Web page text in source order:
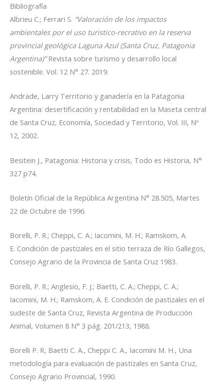
Bibliografía
Albrieu C.; Ferrari S. “Valoración de los impactos
ambientales por el uso turistico-recrativo en la reserva
provincial geológica Laguna Azul (Santa Cruz, Patagonia
Argentina)”Revista sobre turismo y desarrollo local
sostenible. Vol. 12 N° 27. 2019.
Andrade, Larry Territorio y ganadería en la Patagonia
Argentina: desertificación y rentabilidad en la Maseta central
de Santa Cruz, Economía, Sociedad y Territorio, Vol. III, Nº
12, 2002.
Besitein J., Patagonia: Historia y crisis, Todo es Historia, N°
327 p74.
Boletín Oficial de la República Argentina N° 28.505, Martes
22 de Octubre de 1996.
Borelli, P. R.; Cheppi, C. A.; Iacomini, M. H.; Ramskom, A.
E. Condición de pastizales en el sitio terraza de Río Gallegos,
Consejo Agrario de la Provincia de Santa Cruz 1983.
Borelli, P. R.; Anglesio, F. J.; Baetti, C. A.; Cheppi, C. A.;
Iacomini, M. H.; Ramskom, A. E. Condición de pastizales en el
sudeste de Santa Cruz, Revista Argentina de Producción
Animal, Volumen 8 N° 3 pág. 201/213, 1988.
Borelli P. R, Baetti C. A., Cheppi C. A., Iacomini M. H., Una
metodología para evaluación de pastizales en Santa Cruz,
Consejo Agrario Provincial, 1990.